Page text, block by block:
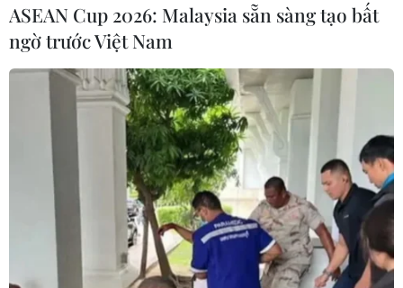
Bình Thuận: Xuồng bị sóng đánh chìm, 1
ngư dân mất tích trên biển
30/07/2023 08:21
Xuồng không số hành nghề lưới ghẹ khi vào đến khu
vực cửa Cảng cá La Gi thì bị sóng đánh chìm, 4 lao
động bị rơi xuống biển trong đó 3 người được cứu vớt,
ASEAN Cup 2026: Malaysia sẵn sàng tạo bất
ngờ trước Việt Nam